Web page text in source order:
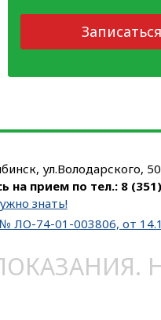
Записаться
ул.Володарского,
на прием по тел.: 8
знать!
ЛО-74-01-003806, от